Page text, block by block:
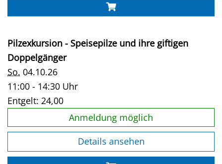
Pilzexkursion - Speisepilze und ihre giftigen
Doppelgänger
So. 04.10.26
11:00 - 14:30 Uhr
Entgelt: 24,00
Anmeldung möglich
Details ansehen